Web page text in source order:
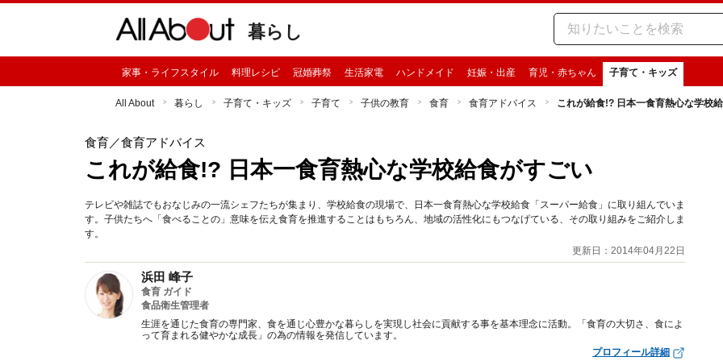
暮らし
家事・ライフスタイル 料理レシピ 冠婚葬祭 生活家電 ハンドメイド 妊娠・出産 育児・赤ちゃん 子育て・キッズ
All About 暮らし 子育て・キッズ 子育て 子供の教育 食育 食育アドバイス これが給食!? 日本一食育熱心な学校
食育／食育アドバイス
これが給食!? 日本一食育熱心な学校給食がすごい
テレビや雑誌でもおなじみの一流シェフたちが集まり、学校給食の現場で、日本一食育熱心な学校給食「スーパー給食」に取り組んでいま
す。子供たちへ「食べることの」意味を伝え食育を推進することはもちろん、地域の活性化にもつなげている、その取り組みをご紹介しま
す。
更新日：2014年04月22日
浜田 峰子
食育 ガイド
食品衛生管理者
生涯を通じた食育の専門家、食を通じ心豊かな暮らしを実現し社会に貢献する事を基本理念に活動。「食育の大切さ、食によ
って育まれる健やかな成長」の為の情報を発信しています。
プロフィール詳細